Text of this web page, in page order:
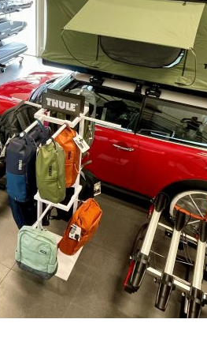
SKLADEM - DO 1-5 DNŮ U
– +
Výrobce:
Kód produktu: